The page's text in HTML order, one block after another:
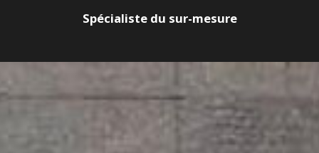
Spécialiste du sur-mesure